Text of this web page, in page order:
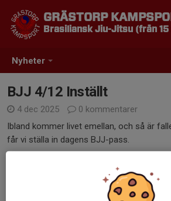
Nyheter
GRÄSTORP
Brasiliansk Jiu-Jitsu (från 15
BJJ 4/12 Inställt
4 dec 2025
0 kommentarer
Ibland kommer livet emellan, och så är
får vi ställa in dagens BJJ-pass.